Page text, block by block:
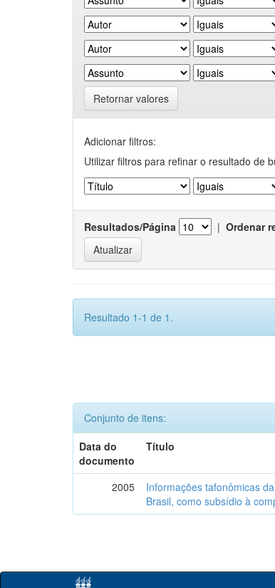
Retornar valores
Adicionar filtros:
Utilizar filtros para refinar o resultado de
Resultados/Página | Ordenar
Resultado 1-1 de 1.
Conjunto de itens:
Data do
documento
Título
2005
Informações tafonômicas
Brasil, como subsídio à